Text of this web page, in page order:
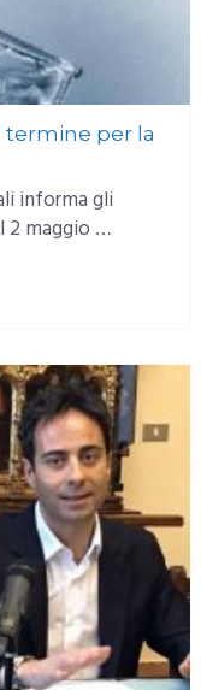
termine per la
informa gli
2 maggio …